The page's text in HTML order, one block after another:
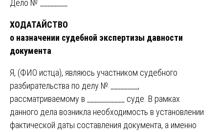
Дело № ________
ХОДАТАЙСТВО
о назначении судебной экспертизы давности
документа
Я, (ФИО истца), являюсь участником судебного
разбирательства по делу № ________,
рассматриваемому в ___________ суде. В рамках
данного дела возникла необходимость в установлении
фактической даты составления документа, а именно